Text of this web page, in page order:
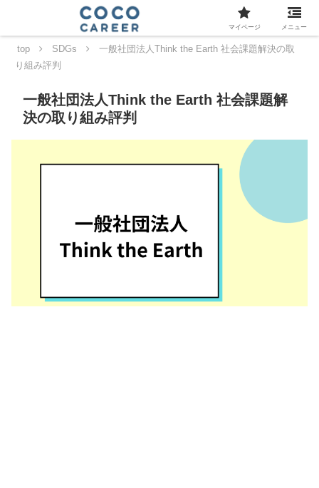
top SDGs
一般社団法人Think the Earth 社会課題解決の取
り組み評判
一般社団法人Think the Earth 社会課題解
決の取り組み評判
マイページ メニュー